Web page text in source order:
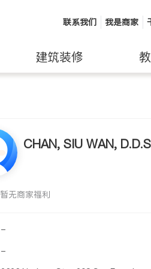
联系我们 我是商家
建筑装修
CHAN, SIU WAN,
暂无商家福利
-
-